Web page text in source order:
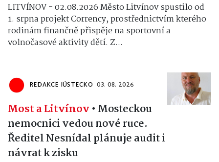
LITVÍNOV - 02.08.2026 Město Litvínov spustilo od
1. srpna projekt Corrency, prostřednictvím kterého
rodinám finančně přispěje na sportovní a
volnočasové aktivity dětí. Z...
REDAKCE IÚSTECKO 03. 08. 2026
Most a Litvínov • Mosteckou
nemocnici vedou nové ruce.
Ředitel Nesnídal plánuje audit i
návrat k zisku